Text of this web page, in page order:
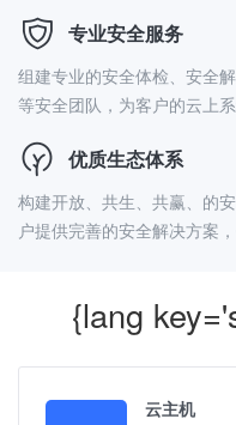
专业安全服务
组建专业的安全体检、安全
等安全团队，为客户的云上系
优质生态体系
构建开放、共生、共赢、的
户提供完善的安全解决方案
{lang
云主机